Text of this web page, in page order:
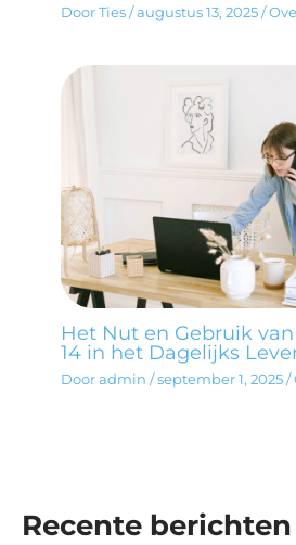
DoorTies/augustus 13, 2025/
Het Nut en Gebruik van
14 in het Dagelijks
Dooradmin/september 1, 2025/
Recente berichten